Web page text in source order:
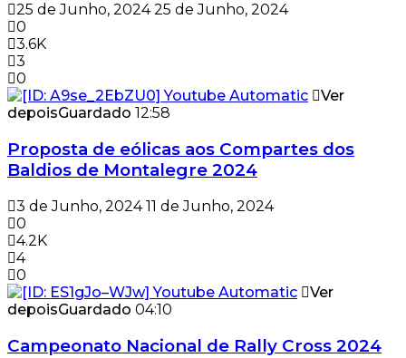
25 de Junho, 2024 25 de Junho, 2024
0
3.6K
3
0
Ver
depoisGuardado 12:58
Proposta de eólicas aos Compartes dos
Baldios de Montalegre 2024
3 de Junho, 2024 11 de Junho, 2024
0
4.2K
4
0
Ver
depoisGuardado 04:10
Campeonato Nacional de Rally Cross 2024